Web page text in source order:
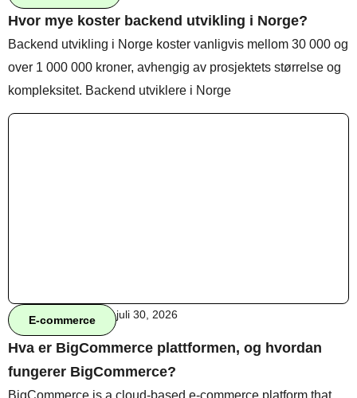
Hvor mye koster backend utvikling i Norge?
Backend utvikling i Norge koster vanligvis mellom 30 000 og
over 1 000 000 kroner, avhengig av prosjektets størrelse og
kompleksitet. Backend utviklere i Norge
E-commerce juli 30, 2026
Hva er BigCommerce plattformen, og hvordan
fungerer BigCommerce?
Markedsføring